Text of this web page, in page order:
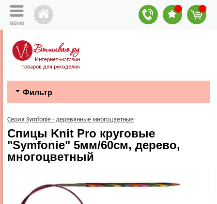
Интернет-магазин
товаров для рукоделия
Фильтр
Серия Symfonie - деревянные многоцветные
Спицы Knit Pro круговые
"Symfonie" 5мм/60см, дерево,
многоцветный